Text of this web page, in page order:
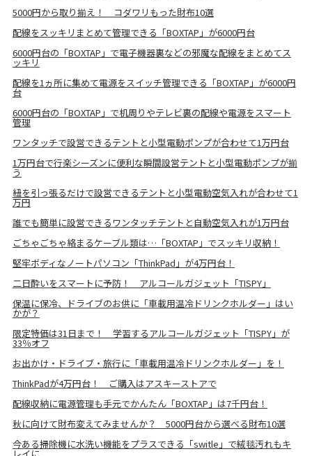
5000円から取り揃え！ コダワリもった財布10選
配線をスッキリまとめて管理できる「BOXTAP」が6000円台
6000円台の「BOXTAP」で電子機器裏などの邪魔な配線をまとめてス
ッキリ
配線を1ヵ所に集めて電源をスイッチ管理できる「BOXTAP」が6000円
台
6000円台の「BOXTAP」で机周りやテレビ裏の配線や電源をスマート
管理
ワンタッチで設営できるテントと小型電動ポンプが合わせて1万円台
1万円台で行楽シーズンに便利な瞬間設営テントと小型電動ポンプが揃
う
紐を引っ張るだけで設営できるテントと小型電動空気入れが合わせて1
万円
誰でも簡単に設営できるワンタッチテントと自動空気入れが1万円台
ごちゃごちゃ絡まるケーブル類は…「BOXTAP」でスッキリ収納！
堅牢ボディなノートパソコン「ThinkPad」が4万円台！
二日酔いをスマートに予防！ アルコールガジェット「TISPY」
保温に保冷、ドライブのお供に「車載用温冷ドリンクホルダー」はい
かが？
限定特価は31日まで！ 学習するアルコールガジェット「TISPY」が
33％オフ
お出かけ・ドライブ・旅行に「車載用温冷ドリンクホルダー」を！
ThinkPadが4万円台！ ご購入はアスキーストアで
配線収納に電源管理も手元でかんたん「BOXTAP」は7千円台！
秋に向けて財布変えてみませんか？ 5000円台から選べる財布10選
今ある掃除機に水洗い機能をプラスできる「switle」で絨毯汚れもキ